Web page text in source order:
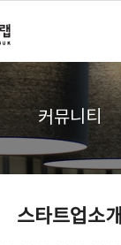
커뮤니티
스타트업소개